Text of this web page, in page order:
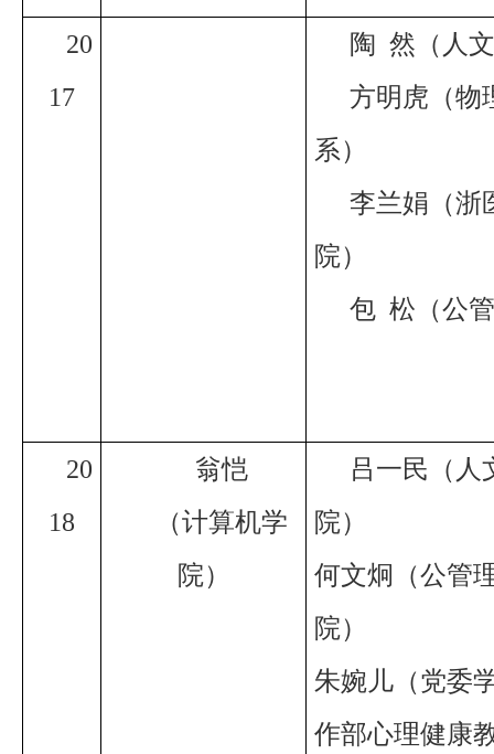
20
17
陶 然（人
方明虎（物
系）
李兰娟（浙
院）
包 松（公
20
18
翁恺
（计算机学
院）
吕一民（人
院）
何文炯（公管
院）
朱婉儿（党委
作部心理健康